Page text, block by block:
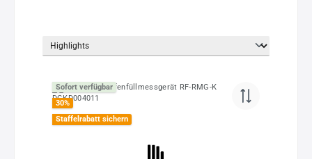
Sofort verfügbar
30%
Staffelrabatt sichern